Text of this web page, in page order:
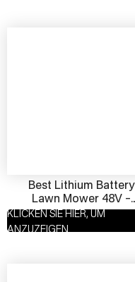
Best Lithium Battery
Lawn Mower 48V –
Quiet Operation &
Powerful Performance
KLICKEN SIE HIER, UM
ANZUZEIGEN